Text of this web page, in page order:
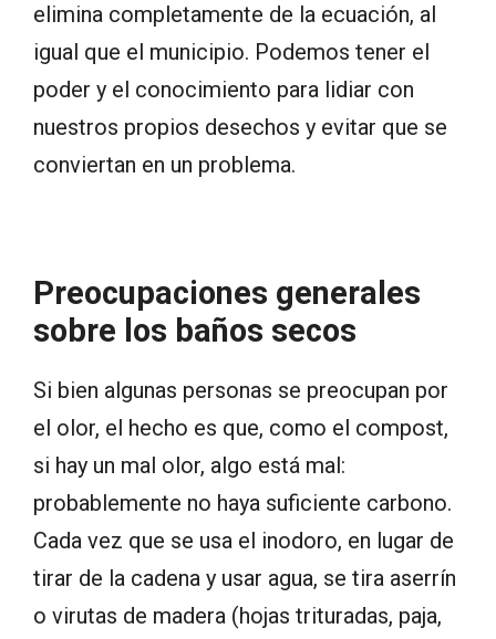
elimina completamente de la ecuación, al
igual que el municipio. Podemos tener el
poder y el conocimiento para lidiar con
nuestros propios desechos y evitar que se
conviertan en un problema.
Preocupaciones generales
sobre los baños secos
Si bien algunas personas se preocupan por
el olor, el hecho es que, como el compost,
si hay un mal olor, algo está mal:
probablemente no haya suficiente carbono.
Cada vez que se usa el inodoro, en lugar de
tirar de la cadena y usar agua, se tira aserrín
o virutas de madera (hojas trituradas, paja,